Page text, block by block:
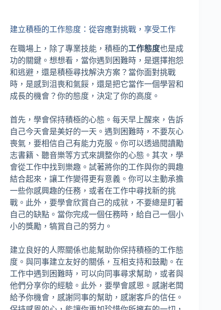
建立積極的工作態度：從容應對挑戰，享受工作
在職場上，除了專業技能，積極的工作態度也是成
功的關鍵。想想看，當你遇到困難時，是選擇抱怨
和逃避，還是積極尋找解決方案？當你面對挑戰
時，是感到沮喪和氣餒，還是把它當作一個學習和
成長的機會？你的態度，決定了你的高度。
首先，學會保持積極的心態。每天早上醒來，告訴
自己今天會是美好的一天。遇到困難時，不要灰心
喪氣，要相信自己有能力克服。你可以透過閱讀勵
志書籍、聽音樂等方式來調整你的心態。其次，學
會從工作中找到樂趣。試著將你的工作與你的興趣
結合起來，讓工作變得更有意義。你可以主動承擔
一些你感興趣的任務，或者在工作中尋找新的挑
戰。此外，要學會欣賞自己的成就，不要總是盯著
自己的缺點。當你完成一個任務時，給自己一個小
小的獎勵，犒賞自己的努力。
建立良好的人際關係也能幫助你保持積極的工作態
度。與同事建立友好的關係，互相支持和鼓勵。在
工作中遇到困難時，可以向同事尋求幫助，或者與
他們分享你的經驗。此外，要學會感恩。感謝老闆
給予你機會，感謝同事的幫助，感謝客戶的信任。